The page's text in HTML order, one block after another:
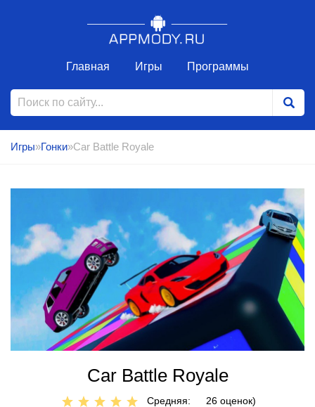
Главная Игры Программы
Игры»Гонки»Car Battle Royale
Car Battle Royale
Средняя:
26 оценок)